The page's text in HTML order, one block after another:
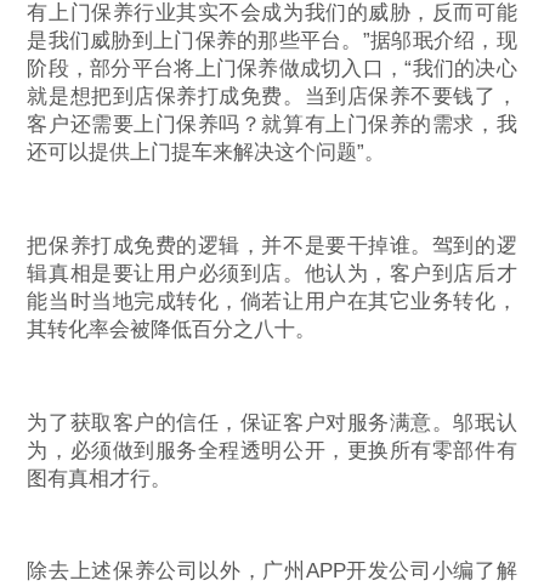
有上门保养行业其实不会成为我们的威胁，反而可能
是我们威胁到上门保养的那些平台。”据邬珉介绍，现
阶段，部分平台将上门保养做成切入口，“我们的决心
就是想把到店保养打成免费。当到店保养不要钱了，
客户还需要上门保养吗？就算有上门保养的需求，我
还可以提供上门提车来解决这个问题”。
把保养打成免费的逻辑，并不是要干掉谁。驾到的逻
辑真相是要让用户必须到店。他认为，客户到店后才
能当时当地完成转化，倘若让用户在其它业务转化，
其转化率会被降低百分之八十。
为了获取客户的信任，保证客户对服务满意。邬珉认
为，必须做到服务全程透明公开，更换所有零部件有
图有真相才行。
除去上述保养公司以外，广州APP开发公司小编了解